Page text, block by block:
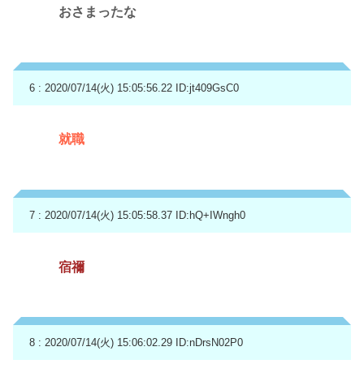
おさまったな
6 : 2020/07/14(火) 15:05:56.22 ID:jt409GsC0
就職
7 : 2020/07/14(火) 15:05:58.37 ID:hQ+IWngh0
宿禰
8 : 2020/07/14(火) 15:06:02.29 ID:nDrsN02P0